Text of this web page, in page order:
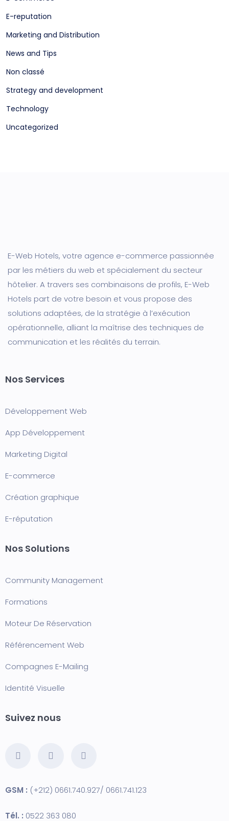
E-reputation
Marketing and Distribution
News and Tips
Non classé
Strategy and development
Technology
Uncategorized
E-Web Hotels, votre agence e-commerce passionnée
par les métiers du web et spécialement du secteur
hôtelier. A travers ses combinaisons de profils, E-Web
Hotels part de votre besoin et vous propose des
solutions adaptées, de la stratégie à l’exécution
opérationnelle, alliant la maîtrise des techniques de
communication et les réalités du terrain.
Nos Services
Développement Web
App Développement
Marketing Digital
E-commerce
Création graphique
E-réputation
Nos Solutions
Community Management
Formations
Moteur De Réservation
Référencement Web
Compagnes E-Mailing
Identité Visuelle
Suivez nous
GSM : (+212) 0661.740.927/ 0661.741.123
Tél. : 0522 363 080